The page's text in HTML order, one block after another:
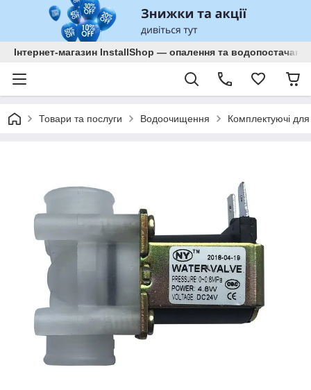
Інтернет-магазин InstallShop — опалення та водопостачання
Товари та послуги Водоочищення Комплектуючі для